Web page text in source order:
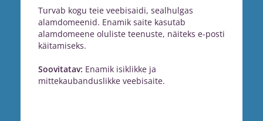
Turvab kogu teie veebisaidi, sealhulgas
alamdomeenid. Enamik saite kasutab
alamdomeene oluliste teenuste, näiteks e-posti
käitamiseks.
Soovitatav: Enamik isiklikke ja
mittekaubanduslikke veebisaite.